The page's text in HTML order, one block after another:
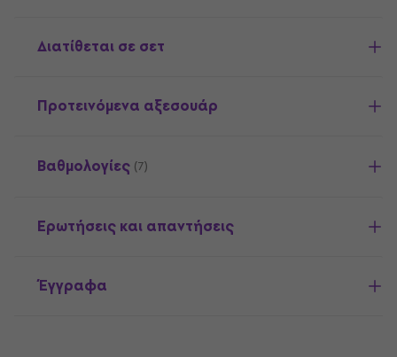
Διατίθεται σε σετ
Προτεινόμενα αξεσουάρ
Βαθμολογίες (7)
Ερωτήσεις και απαντήσεις
Έγγραφα